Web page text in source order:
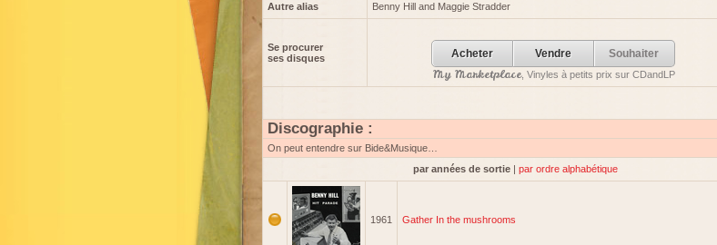
Autre alias Benny Hill and Maggie Stradder
Se procurer
ses disques
Acheter Vendre Souhaiter
My Marketplace, Vinyles à petits prix sur CDandLP
Discographie :
On peut entendre sur Bide&Musique…
par années de sortie | par ordre alphabétique
1961 Gather In the mushrooms